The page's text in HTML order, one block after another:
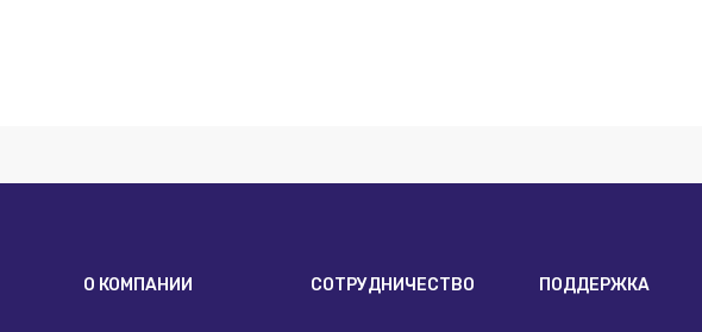
О КОМПАНИИ СОТРУДНИЧЕСТВО ПОДДЕРЖКА